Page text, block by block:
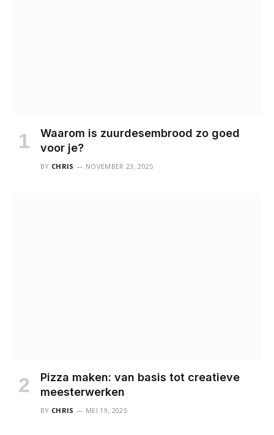
Waarom is zuurdesembrood zo goed
voor je?
BY CHRIS NOVEMBER 23, 2025
Pizza maken: van basis tot creatieve
meesterwerken
BY CHRIS MEI 19, 2025